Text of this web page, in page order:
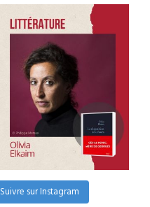
Suivre sur Instagram